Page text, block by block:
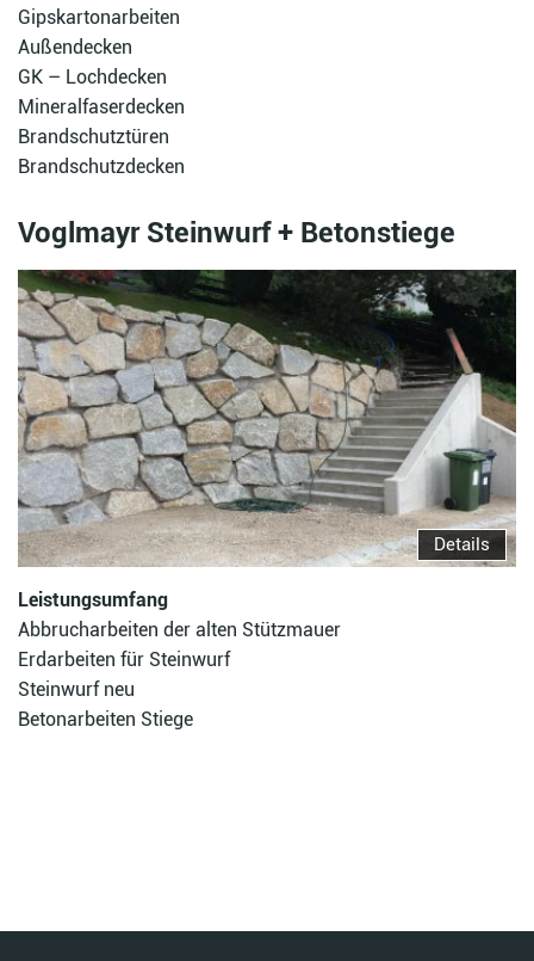
Gipskartonarbeiten
Außendecken
GK – Lochdecken
Mineralfaserdecken
Brandschutztüren
Brandschutzdecken
Voglmayr Steinwurf + Betonstiege
Details
Leistungsumfang
Abbrucharbeiten der alten Stützmauer
Erdarbeiten für Steinwurf
Steinwurf neu
Betonarbeiten Stiege